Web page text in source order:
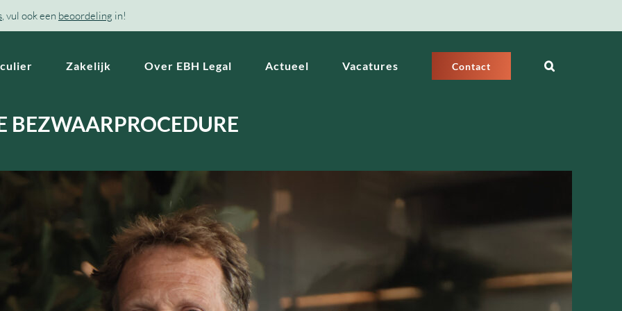
Zakelijk Over EBH Legal Actueel Vacatures Contact
BEZWAARPROCEDURE
, vul ook een beoordeling in!